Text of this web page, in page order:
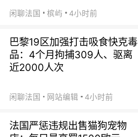
闲聊法国 槟屿 4小时前
巴黎19区加强打击吸食快克毒
品：4个月拘捕309人、驱离
近2000人次
闲聊法国 网站编辑 4小时前
法国严惩违规出售猫狗宠物